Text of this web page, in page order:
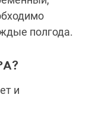
полгода.
и